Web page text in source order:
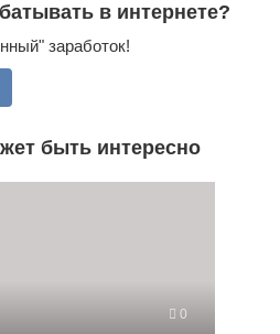
в интернете?
заработок!
быть интересно
0